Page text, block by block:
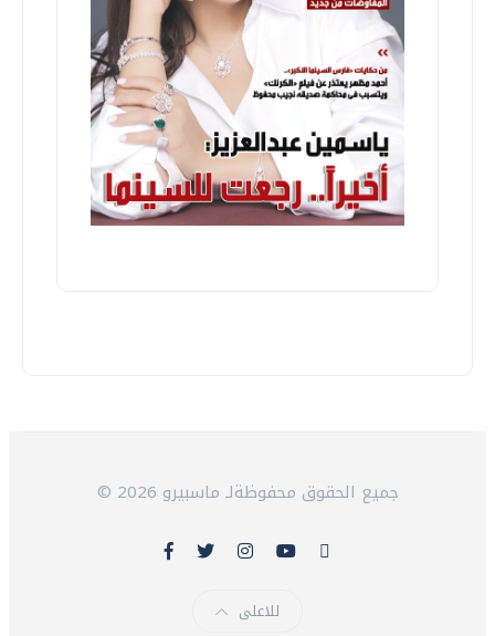
© 2026 جميع الحقوق محفوظةلـ ماسبيرو
للاعلى